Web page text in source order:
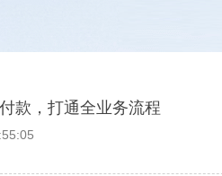
款，打通全业务流程